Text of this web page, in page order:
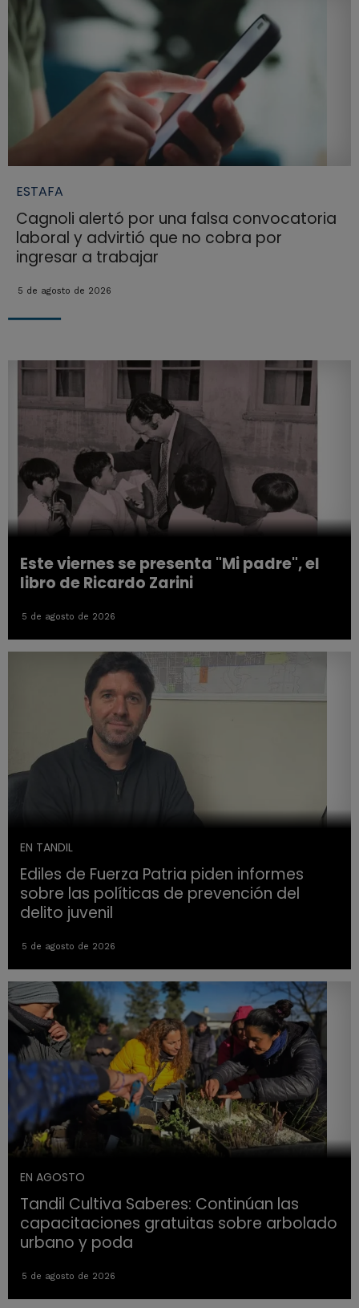
ESTAFA
Cagnoli alertó por una falsa convocatoria
laboral y advirtió que no cobra por
ingresar a trabajar
5 de agosto de 2026
Este viernes se presenta "Mi padre", el
libro de Ricardo Zarini
5 de agosto de 2026
EN TANDIL
Ediles de Fuerza Patria piden informes
sobre las políticas de prevención del
delito juvenil
5 de agosto de 2026
EN AGOSTO
Tandil Cultiva Saberes: Continúan las
capacitaciones gratuitas sobre arbolado
urbano y poda
5 de agosto de 2026